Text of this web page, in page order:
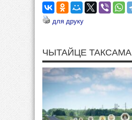
для друку
ЧЫТАЙЦЕ ТАКСАМА